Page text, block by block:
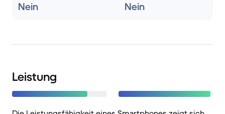
Nein Nein
Leistung